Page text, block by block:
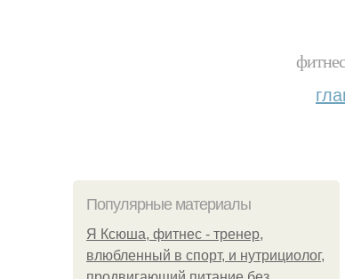
Популярные материалы
Я Ксюша, фитнес - тренер,
влюбленный в спорт, и нутрициолог,